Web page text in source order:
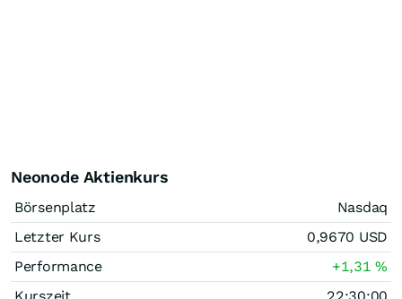
Neonode Aktienkurs
Börsenplatz
Nasdaq
Letzter Kurs
0,9670 USD
Performance
+1,31%
Kurszeit
22:30:00